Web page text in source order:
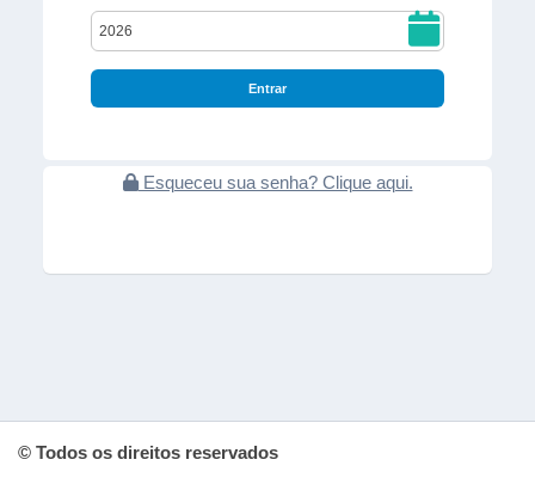
Entrar
Esqueceu sua senha? Clique aqui.
© Todos os direitos reservados